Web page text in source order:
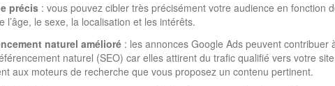
précis : vous pouvez cibler très précisément votre audience en fonction
l’âge, le sexe, la localisation et les intérêts.
naturel amélioré : les annonces Google Ads peuvent contribuer
naturel (SEO) car elles attirent du trafic qualifié vers votre
aux moteurs de recherche que vous proposez un contenu pertinent.